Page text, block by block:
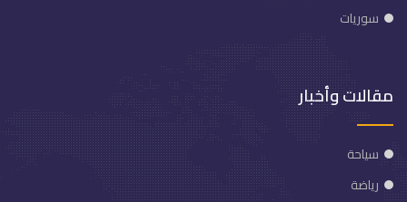
سوريات
مقالات وأخبار
سياحة
رياضة